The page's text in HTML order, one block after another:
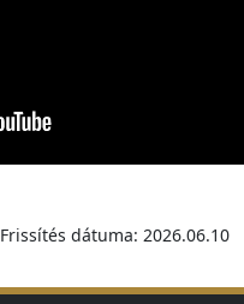
Frissítés dátuma: 2026.06.10